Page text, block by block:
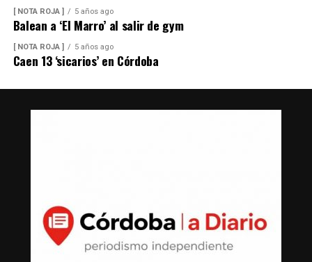
[ NOTA ROJA ] 5 años ago
Balean a ‘El Marro’ al salir de gym
[ NOTA ROJA ] 5 años ago
Caen 13 ‘sicarios’ en Córdoba